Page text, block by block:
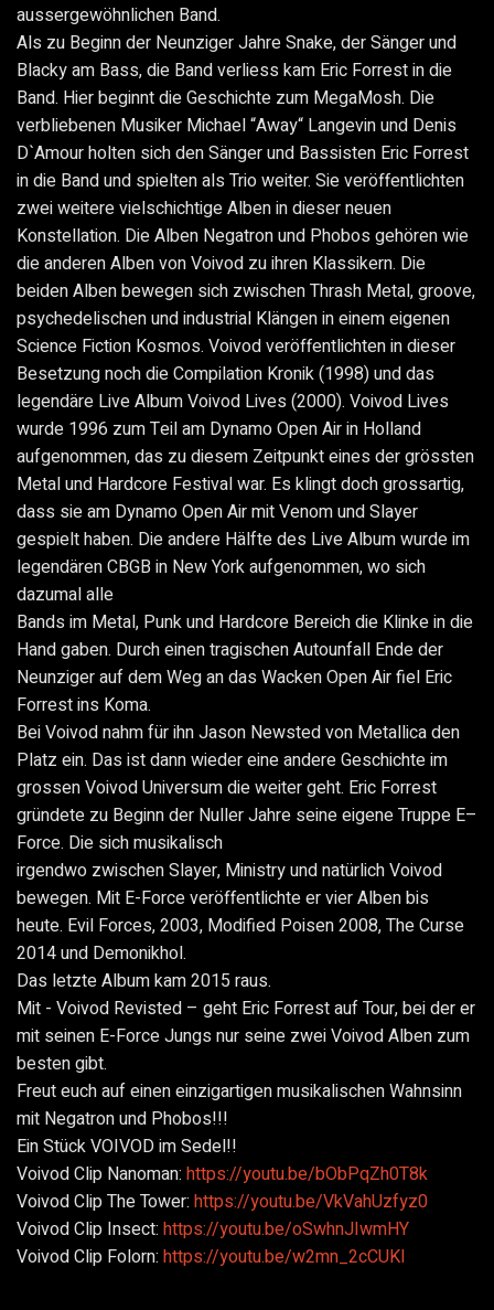
aussergewöhnlichen Band.
Als zu Beginn der Neunziger Jahre Snake, der Sänger und
Blacky am Bass, die Band verliess kam Eric Forrest in die
Band. Hier beginnt die Geschichte zum MegaMosh. Die
verbliebenen Musiker Michael “Away“ Langevin und Denis
D`Amour holten sich den Sänger und Bassisten Eric Forrest
in die Band und spielten als Trio weiter. Sie veröffentlichten
zwei weitere vielschichtige Alben in dieser neuen
Konstellation. Die Alben Negatron und Phobos gehören wie
die anderen Alben von Voivod zu ihren Klassikern. Die
beiden Alben bewegen sich zwischen Thrash Metal, groove,
psychedelischen und industrial Klängen in einem eigenen
Science Fiction Kosmos. Voivod veröffentlichten in dieser
Besetzung noch die Compilation Kronik (1998) und das
legendäre Live Album Voivod Lives (2000). Voivod Lives
wurde 1996 zum Teil am Dynamo Open Air in Holland
aufgenommen, das zu diesem Zeitpunkt eines der grössten
Metal und Hardcore Festival war. Es klingt doch grossartig,
dass sie am Dynamo Open Air mit Venom und Slayer
gespielt haben. Die andere Hälfte des Live Album wurde im
legendären CBGB in New York aufgenommen, wo sich
dazumal alle
Bands im Metal, Punk und Hardcore Bereich die Klinke in die
Hand gaben. Durch einen tragischen Autounfall Ende der
Neunziger auf dem Weg an das Wacken Open Air fiel Eric
Forrest ins Koma.
Bei Voivod nahm für ihn Jason Newsted von Metallica den
Platz ein. Das ist dann wieder eine andere Geschichte im
grossen Voivod Universum die weiter geht. Eric Forrest
gründete zu Beginn der Nuller Jahre seine eigene Truppe E–
Force. Die sich musikalisch
irgendwo zwischen Slayer, Ministry und natürlich Voivod
bewegen. Mit E-Force veröffentlichte er vier Alben bis
heute. Evil Forces, 2003, Modified Poisen 2008, The Curse
2014 und Demonikhol.
Das letzte Album kam 2015 raus.
Mit - Voivod Revisted – geht Eric Forrest auf Tour, bei der er
mit seinen E-Force Jungs nur seine zwei Voivod Alben zum
besten gibt.
Freut euch auf einen einzigartigen musikalischen Wahnsinn
mit Negatron und Phobos!!!
Ein Stück VOIVOD im Sedel!!
Voivod Clip Nanoman: https://youtu.be/bObPqZh0T8k
Voivod Clip The Tower: https://youtu.be/VkVahUzfyz0
Voivod Clip Insect: https://youtu.be/oSwhnJIwmHY
Voivod Clip Folorn: https://youtu.be/w2mn_2cCUKI